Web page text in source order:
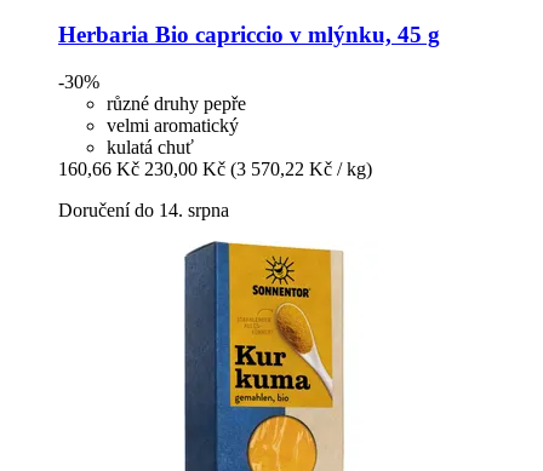
Herbaria Bio capriccio v mlýnku, 45 g
-30%
různé druhy pepře
velmi aromatický
kulatá chuť
160,66 Kč 230,00 Kč (3 570,22 Kč / kg)
Doručení do 14. srpna